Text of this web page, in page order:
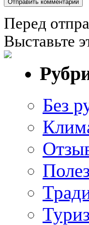
Перед
Выставьте
Без